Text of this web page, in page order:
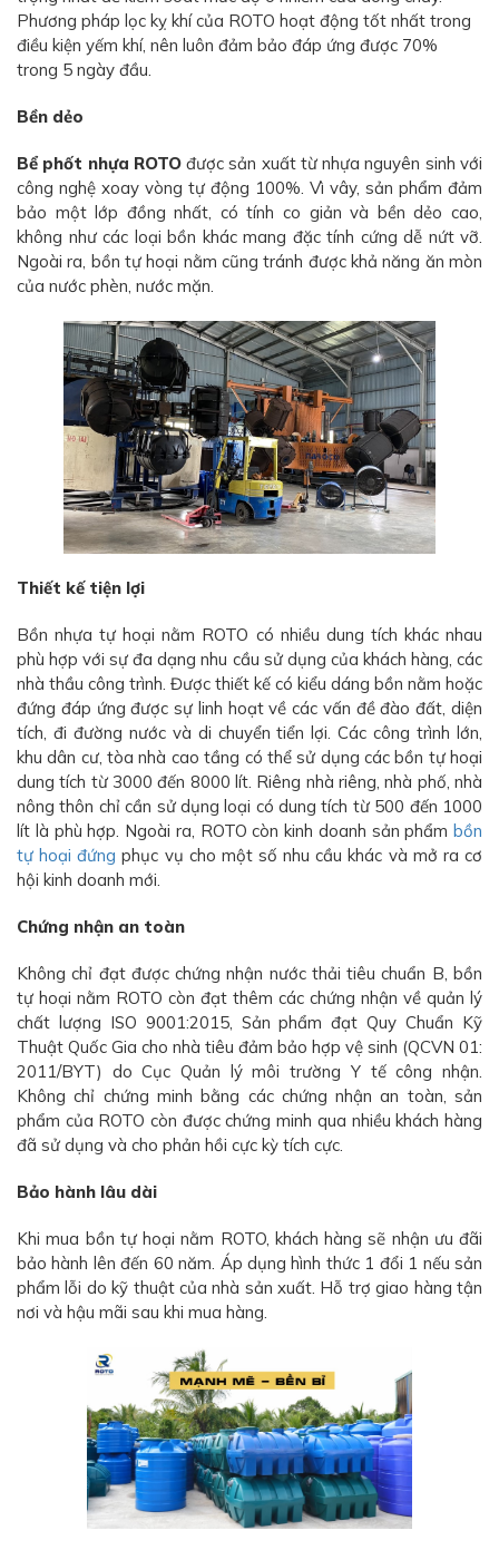
Phương pháp lọc kỵ khí của ROTO hoạt động tốt nhất trong
điều kiện yếm khí, nên luôn đảm bảo đáp ứng được 70%
trong 5 ngày đầu.
Bền dẻo
Bể phốt nhựa ROTOđược sản xuất từ nhựa nguyên sinh với
công nghệ xoay vòng tự động 100%. Vì vây, sản phẩm đảm
bảo một lớp đồng nhất, có tính co giản và bền dẻo cao,
không như các loại bồn khác mang đặc tính cứng dễ nứt vỡ.
Ngoài ra, bồn tự hoại nằm cũng tránh được khả năng ăn mòn
của nước phèn, nước mặn.
Thiết kế tiện lợi
Bồn nhựa tự hoại nằm ROTO có nhiều dung tích khác nhau
phù hợp với sự đa dạng nhu cầu sử dụng của khách hàng, các
nhà thầu công trình. Được thiết kế có kiểu dáng bồn nằm hoặc
đứng đáp ứng được sự linh hoạt về các vấn đề đào đất, diện
tích, đi đường nước và di chuyển tiển lợi. Các công trình lớn,
khu dân cư, tòa nhà cao tầng có thể sử dụng các bồn tự hoại
dung tích từ 3000 đến 8000 lít. Riêng nhà riêng, nhà phố, nhà
nông thôn chỉ cần sử dụng loại có dung tích từ 500 đến 1000
lít là phù hợp. Ngoài ra, ROTO còn kinh doanh sản phẩm bồn
tự hoại đứng phục vụ cho một số nhu cầu khác và mở ra cơ
hội kinh doanh mới.
Chứng nhận an toàn
Không chỉ đạt được chứng nhận nước thải tiêu chuẩn B, bồn
tự hoại nằm ROTO còn đạt thêm các chứng nhận về quản lý
chất lượng ISO 9001:2015, Sản phẩm đạt Quy Chuẩn Kỹ
Thuật Quốc Gia cho nhà tiêu đảm bảo hợp vệ sinh (QCVN 01:
2011/BYT) do Cục Quản lý môi trường Y tế công nhận.
Không chỉ chứng minh bằng các chứng nhận an toàn, sản
phẩm của ROTO còn được chứng minh qua nhiều khách hàng
đã sử dụng và cho phản hồi cực kỳ tích cực.
Bảo hành lâu dài
Khi mua bồn tự hoại nằm ROTO, khách hàng sẽ nhận ưu đãi
bảo hành lên đến 60 năm. Áp dụng hình thức 1 đổi 1 nếu sản
phẩm lỗi do kỹ thuật của nhà sản xuất. Hỗ trợ giao hàng tận
nơi và hậu mãi sau khi mua hàng.